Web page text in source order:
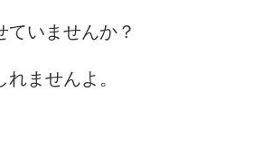
ていませんか？
ませんよ。